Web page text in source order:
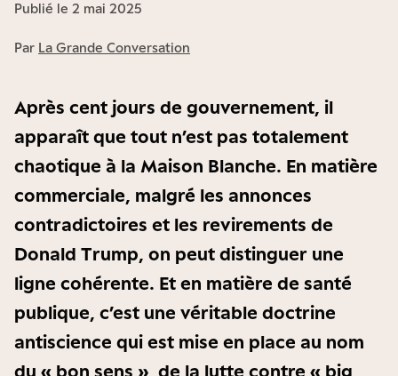
Publié le 2 mai 2025
Par La Grande Conversation
Après cent jours de gouvernement, il
apparaît que tout n’est pas totalement
chaotique à la Maison Blanche. En matière
commerciale, malgré les annonces
contradictoires et les revirements de
Donald Trump, on peut distinguer une
ligne cohérente. Et en matière de santé
publique, c’est une véritable doctrine
antiscience qui est mise en place au nom
du « bon sens », de la lutte contre « big